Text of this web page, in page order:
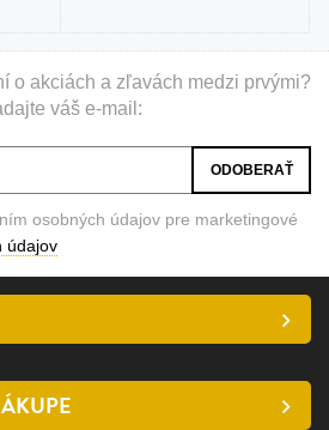
o akciách a zľavách medzi prvými?
váš e-mail:
osobných údajov pre marketingové
údajov